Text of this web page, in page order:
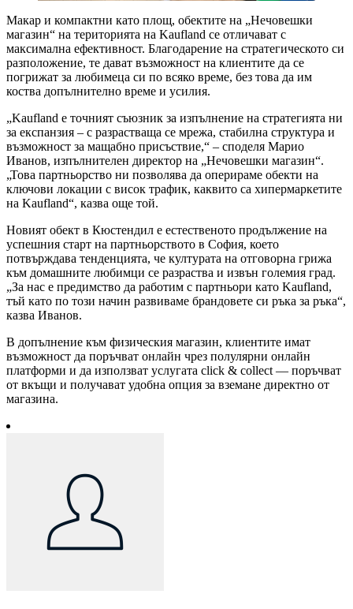
Макар и компактни като площ, обектите на „Нечовешки
магазин“ на територията на Kaufland се отличават с
максимална ефективност. Благодарение на стратегическото си
разположение, те дават възможност на клиентите да се
погрижат за любимеца си по всяко време, без това да им
коства допълнително време и усилия.
„Kaufland е точният съюзник за изпълнение на стратегията ни
за експанзия – с разрастваща се мрежа, стабилна структура и
възможност за мащабно присъствие,“ – споделя Марио
Иванов, изпълнителен директор на „Нечовешки магазин“.
„Това партньорство ни позволява да оперираме обекти на
ключови локации с висок трафик, каквито са хипермаркетите
на Kaufland“, казва още той.
Новият обект в Кюстендил е естественото продължение на
успешния старт на партньорството в София, което
потвърждава тенденцията, че културата на отговорна грижа
към домашните любимци се разраства и извън големия град.
„За нас е предимство да работим с партньори като Kaufland,
тъй като по този начин развиваме брандовете си ръка за ръка“,
казва Иванов.
В допълнение към физическия магазин, клиентите имат
възможност да поръчват онлайн чрез полулярни онлайн
платформи и да използват услугата click & collect — поръчват
от вкъщи и получават удобна опция за вземане директно от
магазина.